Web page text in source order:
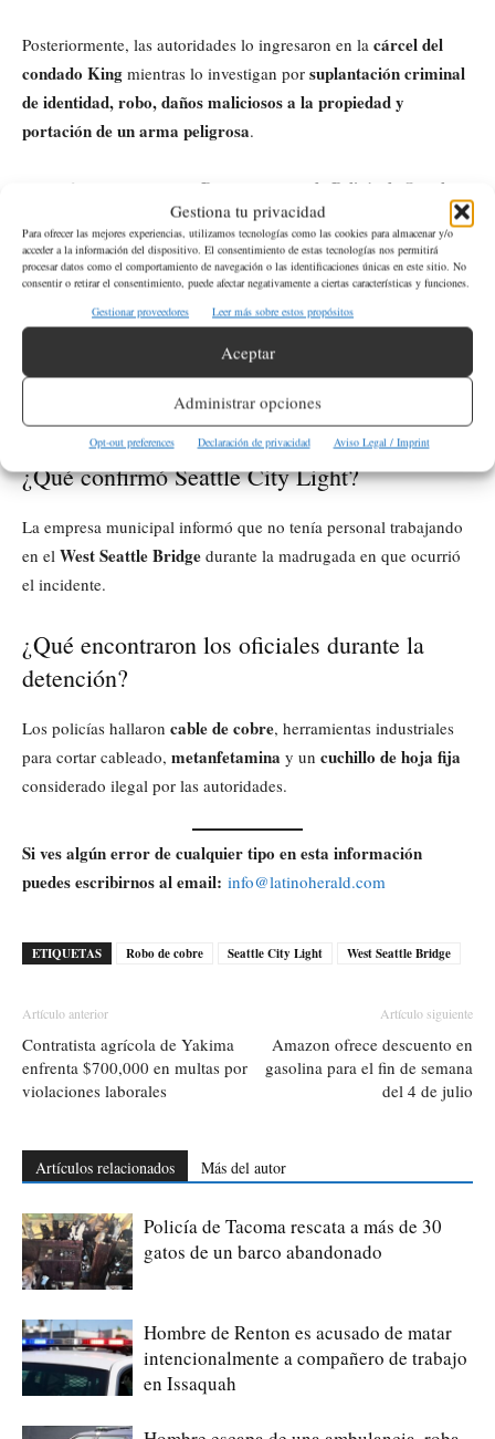
Gestiona tu privacidad
Para ofrecer las mejores experiencias, utilizamos tecnologías como las cookies para almacenar y/o
acceder a la información del dispositivo. El consentimiento de estas tecnologías nos permitirá
procesar datos como el comportamiento de navegación o las identificaciones únicas en este sitio. No
consentir o retirar el consentimiento, puede afectar negativamente a ciertas características y funciones.
Gestionar proveedores
Leer más sobre estos propósitos
Aceptar
Administrar opciones
Opt-out preferences Declaración de privacidad Aviso Legal / Imprint
Posteriormente, las autoridades lo ingresaron en la cárcel del
condado King mientras lo investigan por suplantación criminal
de identidad, robo, daños maliciosos a la propiedad y
portación de un arma peligrosa.
Más información sobre el Departamento de Policía de Seattle
Seattle Police Department
¿De qué se le acusa al hombre detenido?
Las autoridades lo investigan porsuplantación criminal de
identidad
de un arma peligrosa.
¿Qué confirmó Seattle City Light?
La empresa municipal informó que no tenía personal trabajando
en el West Seattle Bridge durante la madrugada en que ocurrió
el incidente.
¿Qué encontraron los oficiales durante la
detención?
Los policías hallaron cable de cobre, herramientas industriales
para cortar cableado, metanfetamina y un cuchillo de hoja fija
considerado ilegal por las autoridades.
Si ves algún error de cualquier tipo en esta información
puedes escribirnos al email: info@latinoherald.com
ETIQUETAS Robo de cobre Seattle City Light West Seattle Bridge
Artículo anterior
Contratista agrícola de Yakima
enfrenta $700,000 en multas por
violaciones laborales
Artículo siguiente
Amazon ofrece descuento en
gasolina para el fin de semana
del 4 de julio
Artículos relacionados Más del autor
Policía de Tacoma rescata a más de 30
gatos de un barco abandonado
Hombre de Renton es acusado de matar
intencionalmente a compañero de trabajo
en Issaquah